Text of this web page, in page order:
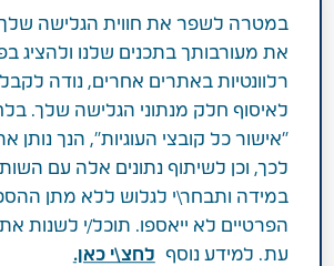
Chronic Migraine (Platform
September 8, 2017, 7:20 p.m. to
Efficacy and Safety of 2 Dose
Subcutaneous Administration of
(TEV-48125) Versus Placebo
Treatment of Episodic
Presentation, September
p.m. to 7:40 p.m.)
במטרה לשפר את חווית הגלישה
את מעורבותך בתכנים שלנו ולהציג
רלוונטיות באתרים אחרים, נודה
לאיסוף חלק מנתוני הגלישה שלך.
"אישור כל קובצי העוגיות", הנך
לכך, וכן לשיתוף נתונים אלה עם
במידה ותבחר\י לגלוש ללא מתן
הפרטיים לא ייאספו. תוכל/י לשנות
עת. למידע נוסף
לחצ\י כאן.